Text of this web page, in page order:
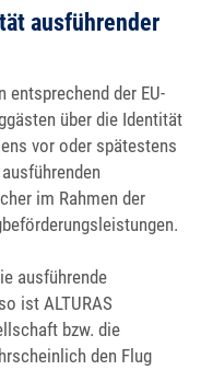
ausführender
entsprechend der EU-
über die Identität
vor oder spätestens
im Rahmen der
ausführende
ist ALTURAS
bzw. die
den Flug